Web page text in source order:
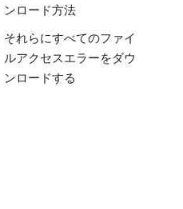
ンロード方法
それらにすべてのファイ
ルアクセスエラーをダウ
ンロードする